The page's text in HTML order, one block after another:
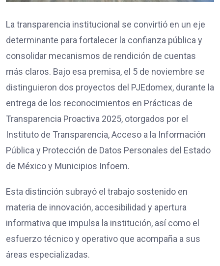
La transparencia institucional se convirtió en un eje
determinante para fortalecer la confianza pública y
consolidar mecanismos de rendición de cuentas
más claros. Bajo esa premisa, el 5 de noviembre se
distinguieron dos proyectos del PJEdomex, durante la
entrega de los reconocimientos en Prácticas de
Transparencia Proactiva 2025, otorgados por el
Instituto de Transparencia, Acceso a la Información
Pública y Protección de Datos Personales del Estado
de México y Municipios Infoem.
Esta distinción subrayó el trabajo sostenido en
materia de innovación, accesibilidad y apertura
informativa que impulsa la institución, así como el
esfuerzo técnico y operativo que acompaña a sus
áreas especializadas.